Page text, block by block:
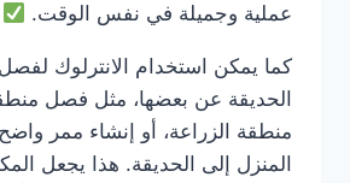
عملية وجميلة في نفس الوقت.
كما يمكن استخدام الانترلوك
الحديقة عن بعضها، مثل فصل
منطقة الزراعة، أو إنشاء ممر
المنزل إلى الحديقة. هذا يجعل